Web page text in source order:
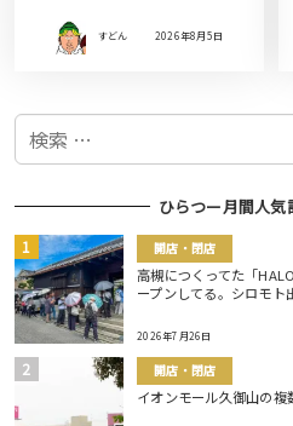
すどん 2026年8月5日
検
ひらつー月間人気
開店・閉店
高槻につくってた「
ープンしてる。シロモト
2026年7月26日
開店・閉店
イオンモール久御山の複